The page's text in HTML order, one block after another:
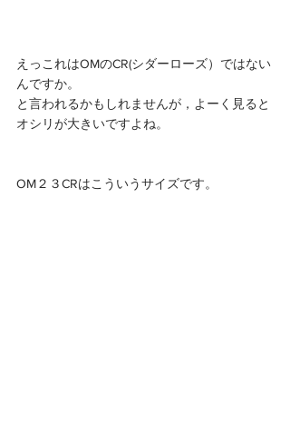
えっこれはOMのCR(シダーローズ）ではない
んですか。
と言われるかもしれませんが，よーく見ると
オシリが大きいですよね。
OM２３CRはこういうサイズです。